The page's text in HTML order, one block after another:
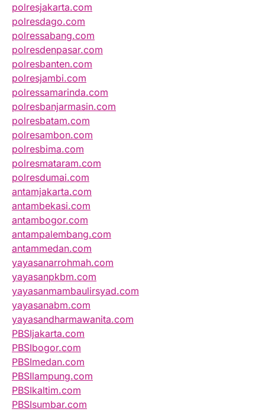
polresjakarta.com
polresdago.com
polressabang.com
polresdenpasar.com
polresbanten.com
polresjambi.com
polressamarinda.com
polresbanjarmasin.com
polresbatam.com
polresambon.com
polresbima.com
polresmataram.com
polresdumai.com
antamjakarta.com
antambekasi.com
antambogor.com
antampalembang.com
antammedan.com
yayasanarrohmah.com
yayasanpkbm.com
yayasanmambaulirsyad.com
yayasanabm.com
yayasandharmawanita.com
PBSIjakarta.com
PBSIbogor.com
PBSImedan.com
PBSIlampung.com
PBSIkaltim.com
PBSIsumbar.com